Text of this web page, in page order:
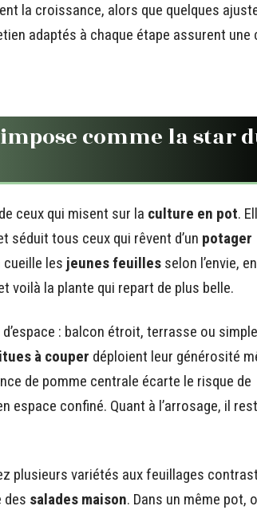
la croissance, alors que quelques
adaptés à chaque étape assurent une
comme la star
ceux qui misent sur la culture en pot.
tous ceux qui rêvent d’un potager
les jeunes feuilles selon l’envie, en
voilà la plante qui repart de plus belle.
: balcon étroit, terrasse ou simple
à couper déploient leur générosité
de pomme centrale écarte le risque de
espace confiné. Quant à l’arrosage, il
plusieurs variétés aux feuillages
des salades maison. Dans un même pot,